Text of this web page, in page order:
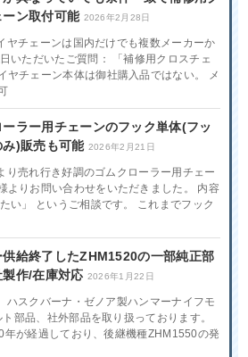
ーン取付可能 2026年2月28日
ヤチェーンは国内だけでも複数メーカーか
いただいたご質問： 「補修用クロスチェ
ヤチェーン本体は御社購入品ではない。 メ
ーラー用チェーンのフック単体(フッ
み)販売も可能 2026年2月21日
り売れ行き好調のゴムクローラー用チェー
よりお問い合わせをいただきました。 内容
い」 というご相談です。 これまでフック
供給終了したZHM1520の一部純正部
作/在庫対応 2026年1月22日
ハスクバーナ・ゼノア製ハンマーナイフモ
部品、社外部品を取り扱っております。
が経過しており、後継機種ZHM1550の発